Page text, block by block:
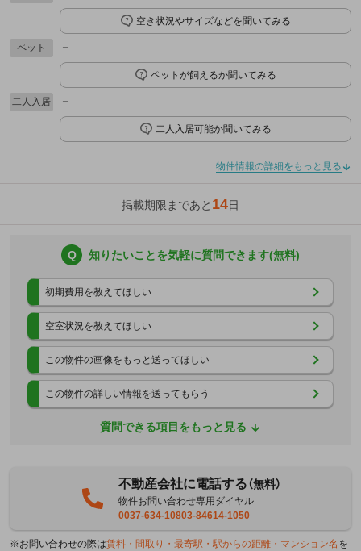
空き状況やサイズなどを聞いてみる
ペット －
ペットが飼えるか聞いてみる
二人入居 －
二人入居可能か聞いてみる
物件情報の詳細をもっと見る
掲載期限まであと 14日
Q 知りたいことを気軽に質問できます(無料)
初期費用を教えてほしい
空室状況を教えてほしい
この物件の画像をもっと送ってほしい
この物件の詳しい情報を送ってもらう
質問できる項目をもっと見る
不動産会社に電話する（無料）
物件お問い合わせ専用ダイヤル
0037-634-10803-84614-1050
※お問い合わせの際は賃料・間取り・最寄駅・駅からの距離・マンション名 を